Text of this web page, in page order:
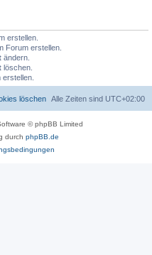
erstellen.
Forum erstellen.
ändern.
löschen.
Alle Zeiten sind UTC+02:00
löschen
© phpBB Limited
durch phpBB.de